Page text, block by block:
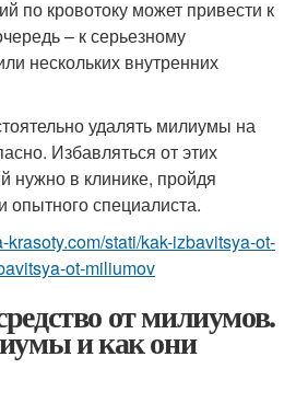
по кровотоку может привести к
– к серьезному
нескольких внутренних
удалять милиумы на
Избавляться от этих
нужно в клинике, пройдя
опытного специалиста.
krasoty.com/stati/kak-izbavitsya-ot-
ot-miliumov
от милиумов.
и как они